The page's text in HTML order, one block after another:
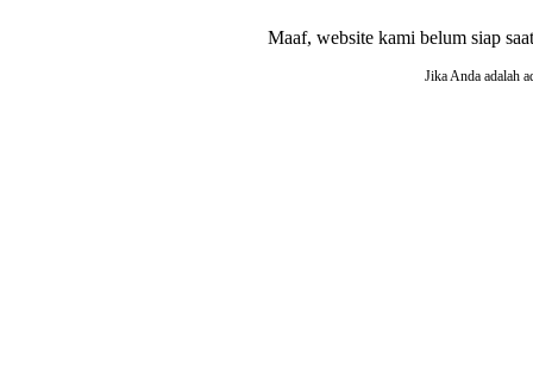
Maaf, website kami belum siap
Jika Anda adalah